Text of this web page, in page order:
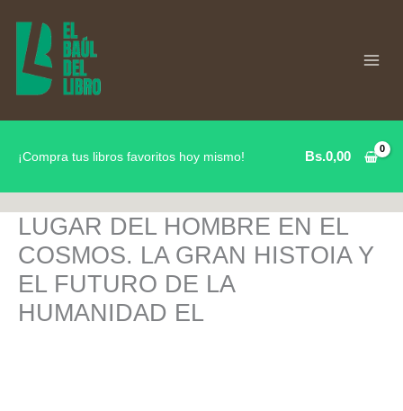
contenido
¡Compra tus libros favoritos hoy mismo! Bs.0,00
LUGAR DEL HOMBRE EN EL
COSMOS. LA GRAN HISTOIA Y
EL FUTURO DE LA
HUMANIDAD EL